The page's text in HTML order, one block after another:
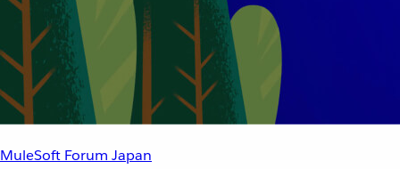
MuleSoft Forum Japan